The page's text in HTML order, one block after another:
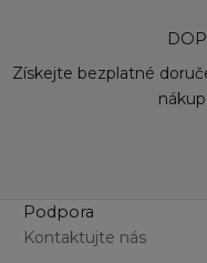
Získejte bezplatné
Podpora
Kontaktujte nás